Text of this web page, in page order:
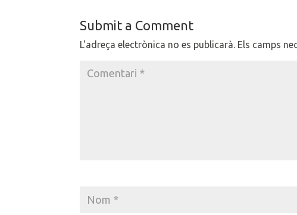
Submit a Comment
L'adreça electrònica no es publicarà. Els camps